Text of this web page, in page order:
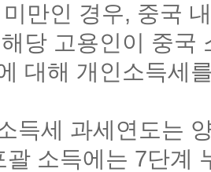
만인 경우, 중국
당 고용인이 중국
대해 개인소득세
득세 과세연도는
괄 소득에는 7단계